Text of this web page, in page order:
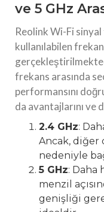
ve 5 GHz
Reolink Wi-Fi
kullanılabilen
frekans arasında
performansını
da avantajlarını ve
2.4 GHz:
Ancak, diğer
nedeniyle
5 GHz: Daha
menzil
genişliği